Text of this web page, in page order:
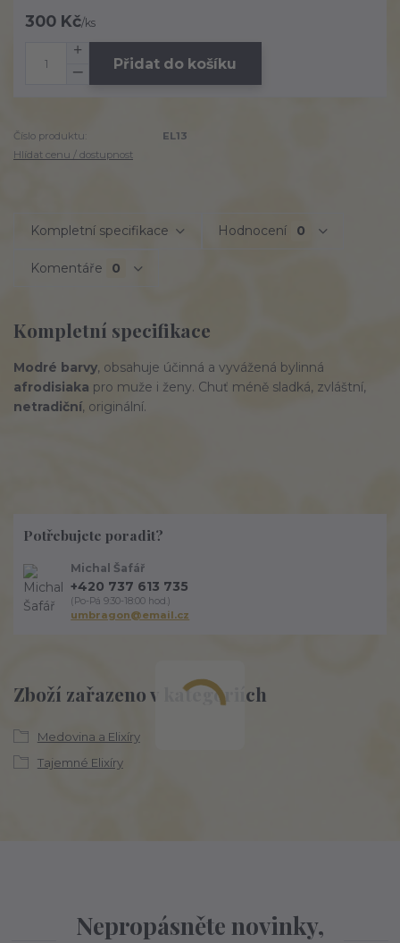
300 Kč/ks
Přidat do košíku
Číslo produktu:
EL13
Hlídat cenu / dostupnost
Kompletní specifikace Hodnocení 0
Komentáře 0
Kompletní specifikace
Modré barvy, obsahuje účinná a vyvážená bylinná
afrodisiaka pro muže i ženy. Chuť méně sladká, zvláštní,
netradiční, originální.
Zboží zařazeno v kategoriích
Medovina a Elixíry
Tajemné Elixíry
Potřebujete poradit?
Michal Šafář
+420 737 613 735
(Po-Pá 9:30-18:00 hod.)
umbragon@email.cz
Nepropásněte novinky,